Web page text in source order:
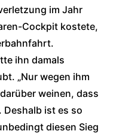
im Jahr
Cockpit kostete,
ihn damals
„Nur wegen ihm
weinen, dass
Deshalb ist es so
diesen Sieg